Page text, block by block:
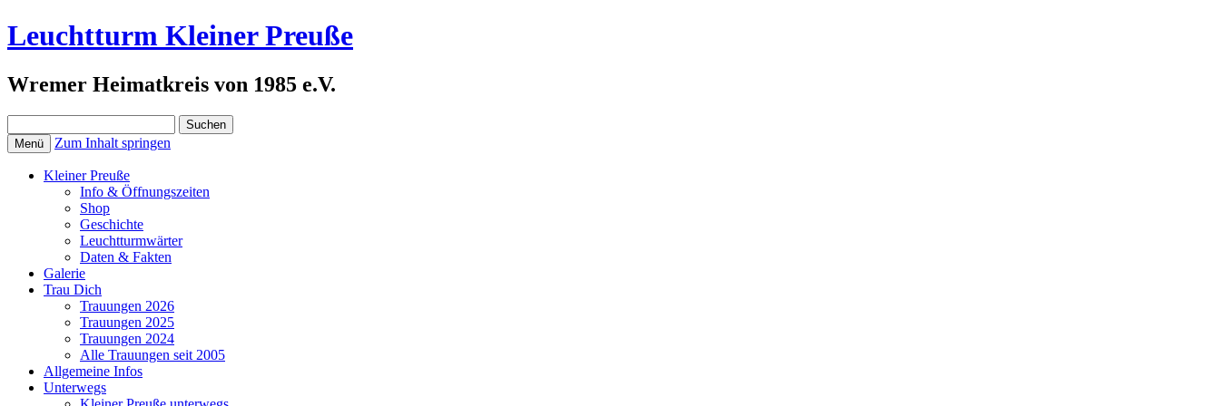
Leuchtturm Kleiner Preuße
Wremer Heimatkreis von 1985 e.V.
nach:
Menü Zum Inhalt springen
Kleiner Preuße
Info & Öffnungszeiten
Shop
Geschichte
Leuchtturmwärter
Daten & Fakten
Galerie
Trau Dich
Trauungen 2026
Trauungen 2025
Trauungen 2024
Alle Trauungen seit 2005
Allgemeine Infos
Unterwegs